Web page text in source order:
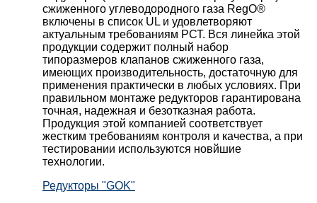
сжиженного углеводородного газа RegO®
включены в список UL и удовлетворяют
актуальным требованиям РСТ. Вся линейка этой
продукции содержит полный набор
типоразмеров клапанов сжиженного газа,
имеющих производительность, достаточную для
применения практически в любых условиях. При
правильном монтаже редукторов гарантирована
точная, надежная и безотказная работа.
Продукция этой компанией соответствует
жестким требованиям контроля и качества, а при
тестировании используются новйшие
технологии.
Редукторы "GOK"